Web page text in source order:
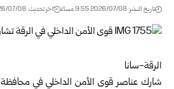
تاريخ النشر: 2026/07/08 9:55 مساءً اخر تحديث: 2026/07/08 9:55 مساءً
الرقة-سانا‏
شارك عناصرقوى الأمن الداخليفي محافظة